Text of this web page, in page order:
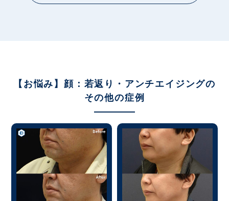
【お悩み】顔：若返り・アンチエイジングの
その他の症例